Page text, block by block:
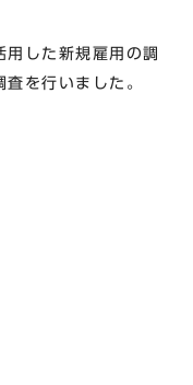
した新規雇用の調
を行いました。